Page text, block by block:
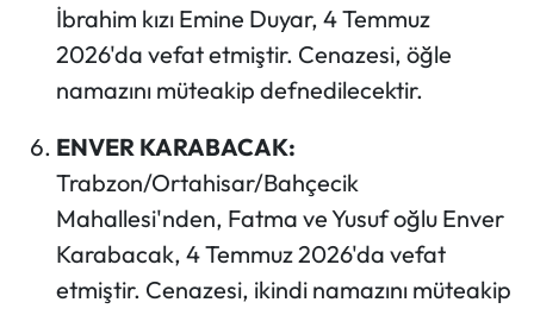
İbrahim kızı Emine Duyar, 4 Temmuz
2026'da vefat etmiştir. Cenazesi, öğle
namazını müteakip defnedilecektir.
ENVER KARABACAK:
Trabzon/Ortahisar/Bahçecik
Mahallesi'nden, Fatma ve Yusuf oğlu Enver
Karabacak, 4 Temmuz 2026'da vefat
etmiştir. Cenazesi, ikindi namazını müteakip